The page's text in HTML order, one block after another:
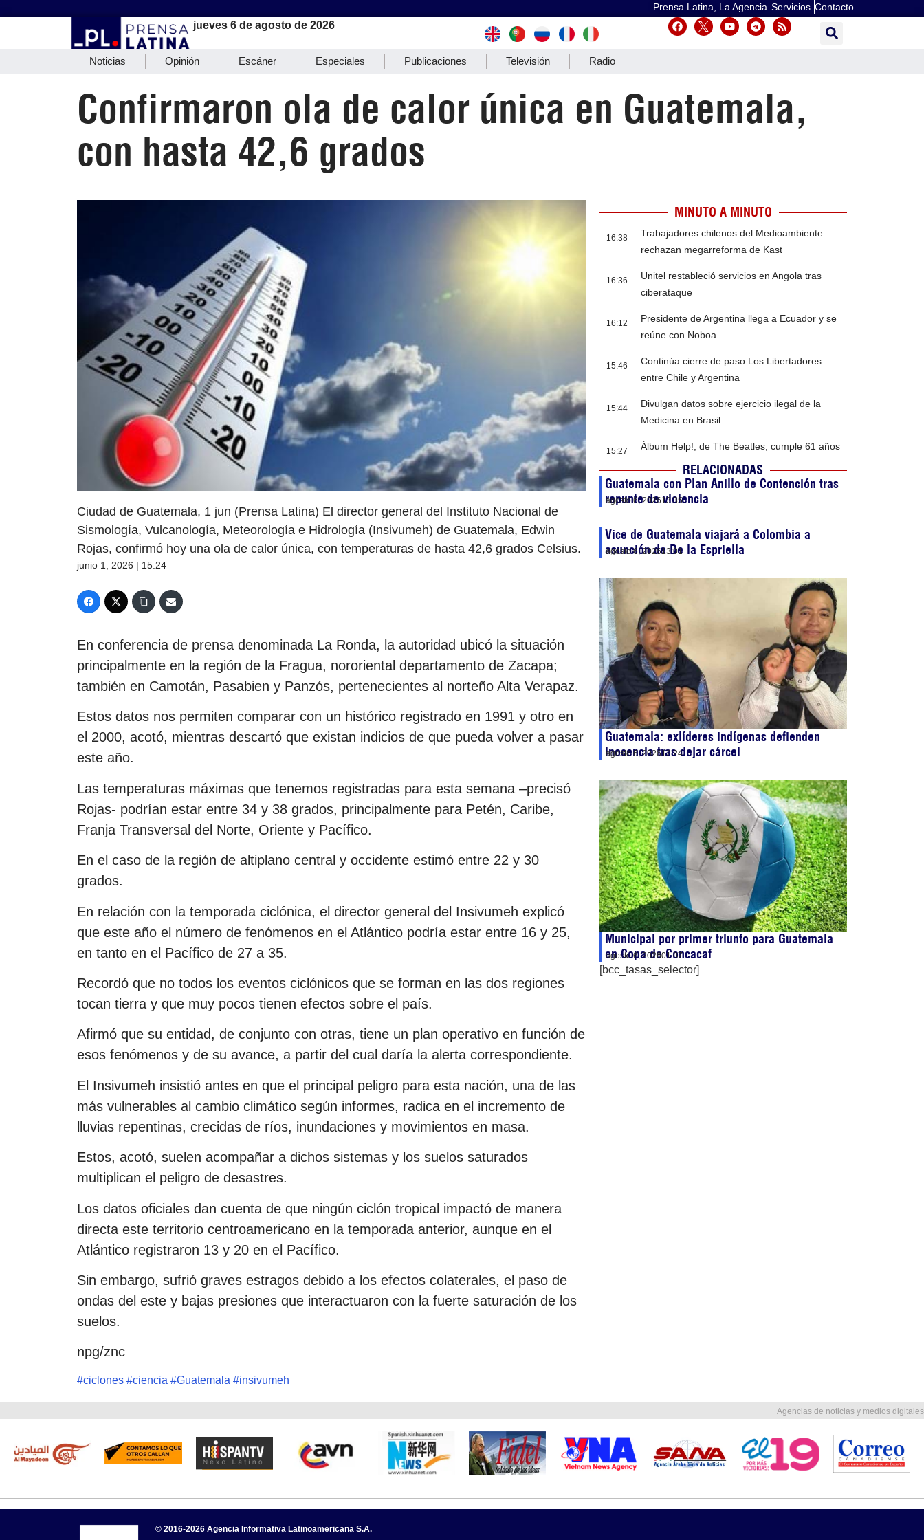
Prensa Latina, La Agencia Servicios Contacto
jueves 6 de agosto de 2026
Noticias Opinión Escáner Especiales Publicaciones Televisión Radio
Confirmaron ola de calor única en Guatemala,
con hasta 42,6 grados
Ciudad de Guatemala, 1 jun (Prensa Latina) El director general del Instituto Nacional de
Sismología, Vulcanología, Meteorología e Hidrología (Insivumeh) de Guatemala, Edwin
Rojas, confirmó hoy una ola de calor única, con temperaturas de hasta 42,6 grados Celsius.
junio 1, 2026 | 15:24
En conferencia de prensa denominada La Ronda, la autoridad ubicó la situación
principalmente en la región de la Fragua, nororiental departamento de Zacapa;
también en Camotán, Pasabien y Panzós, pertenecientes al norteño Alta Verapaz.
Estos datos nos permiten comparar con un histórico registrado en 1991 y otro en
el 2000, acotó, mientras descartó que existan indicios de que pueda volver a pasar
este año.
Las temperaturas máximas que tenemos registradas para esta semana –precisó
Rojas- podrían estar entre 34 y 38 grados, principalmente para Petén, Caribe,
Franja Transversal del Norte, Oriente y Pacífico.
En el caso de la región de altiplano central y occidente estimó entre 22 y 30
grados.
En relación con la temporada ciclónica, el director general del Insivumeh explicó
que este año el número de fenómenos en el Atlántico podría estar entre 16 y 25,
en tanto en el Pacífico de 27 a 35.
Recordó que no todos los eventos ciclónicos que se forman en las dos regiones
tocan tierra y que muy pocos tienen efectos sobre el país.
Afirmó que su entidad, de conjunto con otras, tiene un plan operativo en función de
esos fenómenos y de su avance, a partir del cual daría la alerta correspondiente.
El Insivumeh insistió antes en que el principal peligro para esta nación, una de las
más vulnerables al cambio climático según informes, radica en el incremento de
lluvias repentinas, crecidas de ríos, inundaciones y movimientos en masa.
Estos, acotó, suelen acompañar a dichos sistemas y los suelos saturados
multiplican el peligro de desastres.
Los datos oficiales dan cuenta de que ningún ciclón tropical impactó de manera
directa este territorio centroamericano en la temporada anterior, aunque en el
Atlántico registraron 13 y 20 en el Pacífico.
Sin embargo, sufrió graves estragos debido a los efectos colaterales, el paso de
ondas del este y bajas presiones que interactuaron con la fuerte saturación de los
suelos.
npg/znc
#ciclones #ciencia #Guatemala #insivumeh
MINUTO A MINUTO
16:38
Trabajadores chilenos del Medioambiente
rechazan megarreforma de Kast
16:36
Unitel restableció servicios en Angola tras
ciberataque
16:12
Presidente de Argentina llega a Ecuador y se
reúne con Noboa
15:46
Continúa cierre de paso Los Libertadores
entre Chile y Argentina
15:44
Divulgan datos sobre ejercicio ilegal de la
Medicina en Brasil
15:27 Álbum Help!, de The Beatles, cumple 61 años
RELACIONADAS
Guatemala con Plan Anillo de Contención tras
repunte de violencia
agosto 6, 202613:35
Vice de Guatemala viajará a Colombia a
asunción de De la Espriella
agosto 6, 202613:01
Guatemala: exlíderes indígenas defienden
inocencia tras dejar cárcel
agosto 6, 202612:24
Municipal por primer triunfo para Guatemala
en Copa de Concacaf
agosto 6, 202601:07
[bcc_tasas_selector]
Agencias de noticias y medios digitales
© 2016-2026 Agencia Informativa Latinoamericana S.A.